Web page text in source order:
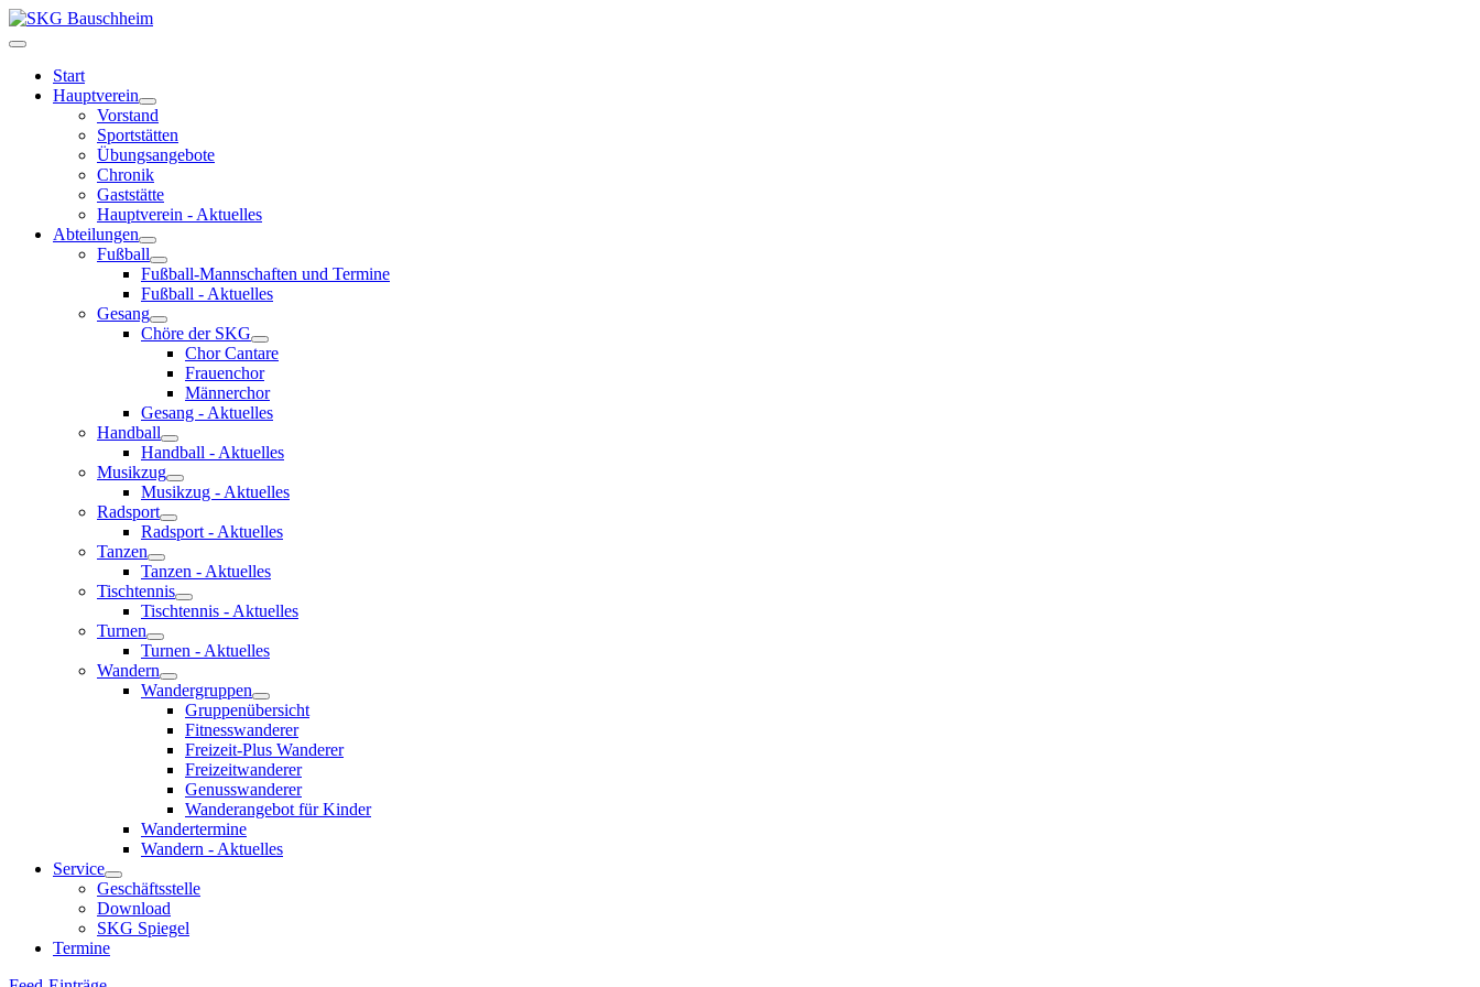
Start
Hauptverein
Vorstand
Sportstätten
Übungsangebote
Chronik
Gaststätte
Hauptverein - Aktuelles
Abteilungen
Fußball
Fußball-Mannschaften und Termine
Fußball - Aktuelles
Gesang
Chöre der SKG
Chor Cantare
Frauenchor
Männerchor
Gesang - Aktuelles
Handball
Handball - Aktuelles
Musikzug
Musikzug - Aktuelles
Radsport
Radsport - Aktuelles
Tanzen
Tanzen - Aktuelles
Tischtennis
Tischtennis - Aktuelles
Turnen
Turnen - Aktuelles
Wandern
Wandergruppen
Gruppenübersicht
Fitnesswanderer
Freizeit-Plus Wanderer
Freizeitwanderer
Genusswanderer
Wanderangebot für Kinder
Wandertermine
Wandern - Aktuelles
Service
Geschäftsstelle
Download
SKG Spiegel
Termine